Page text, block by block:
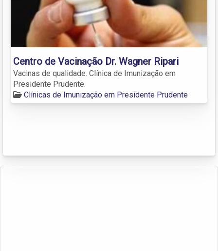
Centro de Vacinação Dr. Wagner Ripari
Vacinas de qualidade. Clínica de Imunização em
Presidente Prudente.
Clínicas de Imunização em Presidente Prudente